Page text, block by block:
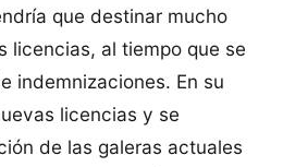
que destinar mucho
licencias, al tiempo que se
indemnizaciones. En su
licencias y se
de las galeras actuales